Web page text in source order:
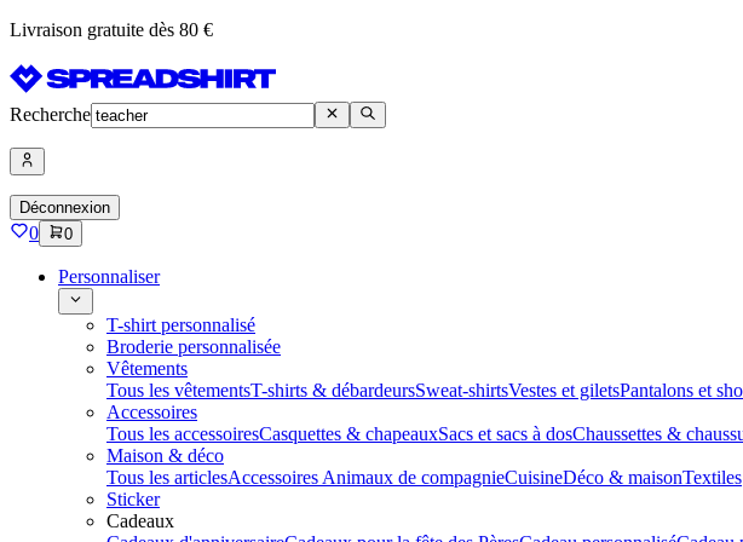
Livraison gratuite dès 80 €
Recherche
Déconnexion
0 0
Personnaliser
T-shirt personnalisé
Broderie personnalisée
Vêtements
Tous les vêtementsT-shirts & débardeursSweat-shirtsVestes et giletsPantalons et
Accessoires
Tous les accessoiresCasquettes & chapeauxSacs et sacs à dosChaussettes &
Maison & déco
Tous les articlesAccessoires Animaux de compagnieCuisineDéco & maisonTextiles
Sticker
Cadeaux